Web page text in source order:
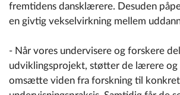
fremtidens dansklærere. Desuden
en givtig vekselvirkning mellem
- Når vores undervisere og forskere
udviklingsprojekt, støtter de lærere og
omsætte viden fra forskning til konkret